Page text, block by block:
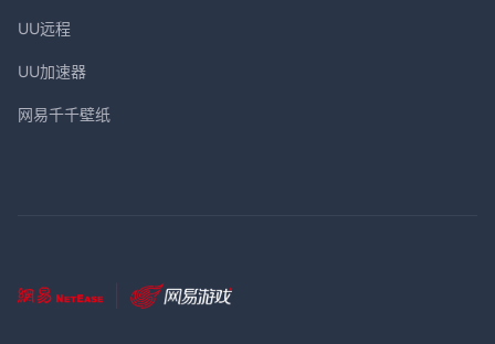
UU远程
UU加速器
网易千千壁纸